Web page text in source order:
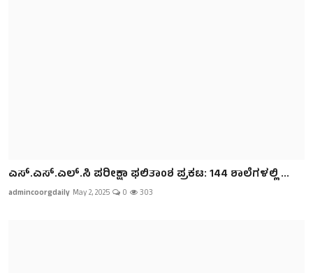
ಎಸ್.ಎಸ್.ಎಲ್‌.ಸಿ ಪರೀಕ್ಷಾ ಫಲಿತಾಂಶ ಪ್ರಕಟ: 144 ಶಾಲೆಗಳಲ್ಲಿ ...
admincoorgdaily May 2, 2025 0 303